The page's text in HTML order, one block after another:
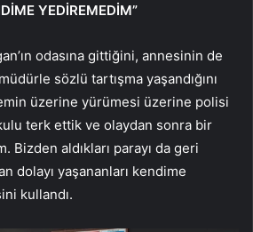
YEDİREMEDİM”
odasına gittiğini, annesinin de
sözlü tartışma yaşandığını
üzerine yürümesi üzerine polisi
terk ettik ve olaydan sonra bir
Bizden aldıkları parayı da geri
dolayı yaşananları kendime
kullandı.